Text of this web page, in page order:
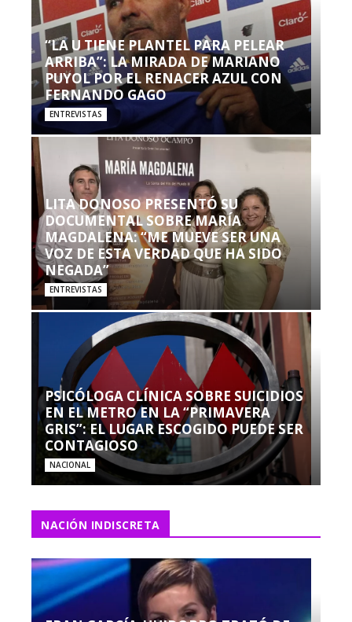
“LA U TIENE PLANTEL PARA PELEAR
ARRIBA”: LA MIRADA DE MARIANO
PUYOL POR EL RENACER AZUL CON
FERNANDO GAGO
ENTREVISTAS
LITA DONOSO PRESENTÓ SU
DOCUMENTAL SOBRE MARÍA
MAGDALENA: “ME MUEVE SER UNA
VOZ DE ESTA VERDAD QUE HA SIDO
NEGADA”
ENTREVISTAS
PSICÓLOGA CLÍNICA SOBRE SUICIDIOS
EN EL METRO EN LA “PRIMAVERA
GRIS”: EL LUGAR ESCOGIDO PUEDE SER
CONTAGIOSO
NACIONAL
NACIÓN INDISCRETA